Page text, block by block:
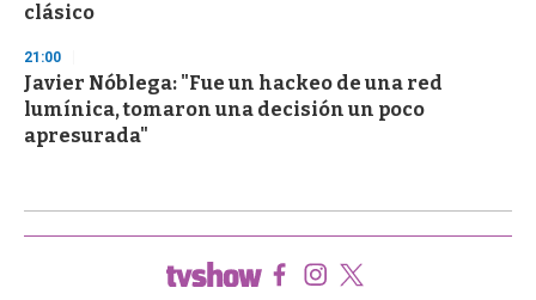
clásico
21:00
Javier Nóblega: "Fue un hackeo de una red
lumínica, tomaron una decisión un poco
apresurada"